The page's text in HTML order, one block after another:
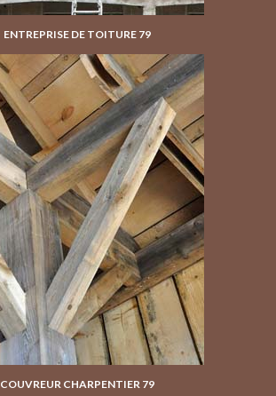
ENTREPRISE DE TOITURE 79
COUVREUR CHARPENTIER 79